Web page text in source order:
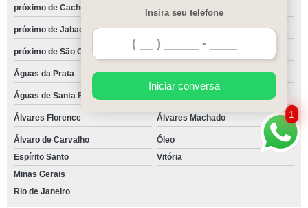
próximo de Cachoeirinha próximo de Casa Verde
próximo de Jabaquara próximo de Mandaqui
próximo de São Caetano do Sul são Joaquim
Águas da Prata Águas de Lindóia
Águas de Santa Bárbara
Álvares Florence Álvares Machado
Álvaro de Carvalho
Óleo
Espírito Santo
Vitória
Minas Gerais
Rio de Janeiro
1
Insira seu telefone
Iniciar conversa